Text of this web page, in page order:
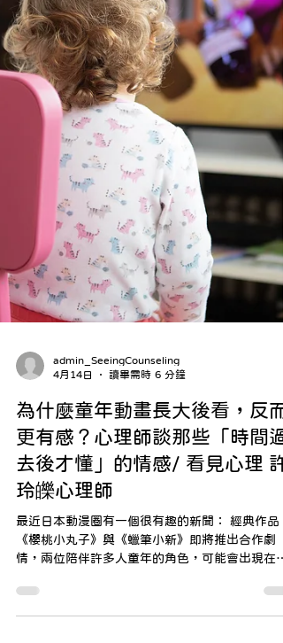
admin_SeeingCounseling
為什麼童年動畫長大後看，反而
更有感？心理師談那些「時間過
去後才懂」的情感/ 看見心理 許
玲皪心理師
最近日本動漫圈有一個很有趣的新聞： 經典作品
《櫻桃小丸子》與《蠟筆小新》即將推出合作劇
一個故事裡。 這個消息一出，其實讓很多人感到既
驚喜，又有一點感慨。 因為這些角色對不少人來